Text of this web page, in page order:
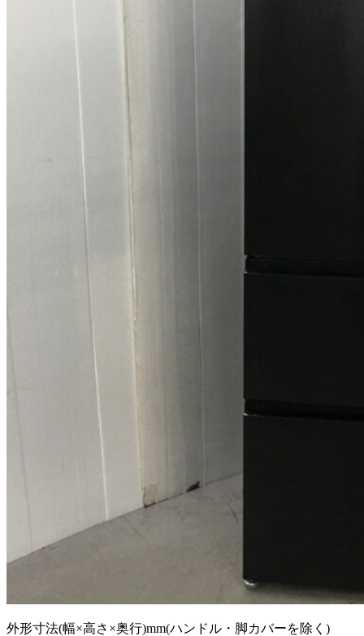
外形寸法(幅×高さ×奥行)mm(ハンドル・脚カバーを除く)